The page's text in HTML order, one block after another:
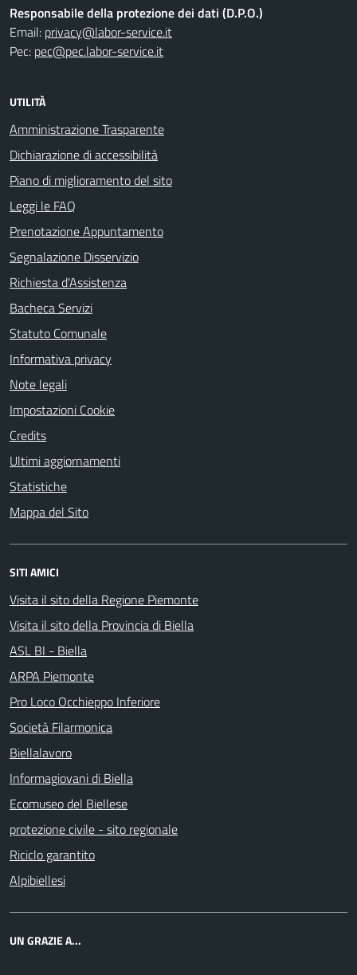
Responsabile della protezione dei dati (D.P.O.)
Email: privacy@labor-service.it
Pec: pec@pec.labor-service.it
UTILITÀ
Amministrazione Trasparente
Dichiarazione di accessibilità
Piano di miglioramento del sito
Leggi le FAQ
Prenotazione Appuntamento
Segnalazione Disservizio
Richiesta d'Assistenza
Bacheca Servizi
Statuto Comunale
Informativa privacy
Note legali
Impostazioni Cookie
Credits
Ultimi aggiornamenti
Statistiche
Mappa del Sito
SITI AMICI
Visita il sito della Regione Piemonte
Visita il sito della Provincia di Biella
ASL BI - Biella
ARPA Piemonte
Pro Loco Occhieppo Inferiore
Società Filarmonica
Biellalavoro
Informagiovani di Biella
Ecomuseo del Biellese
protezione civile - sito regionale
Riciclo garantito
Alpibiellesi
UN GRAZIE A...